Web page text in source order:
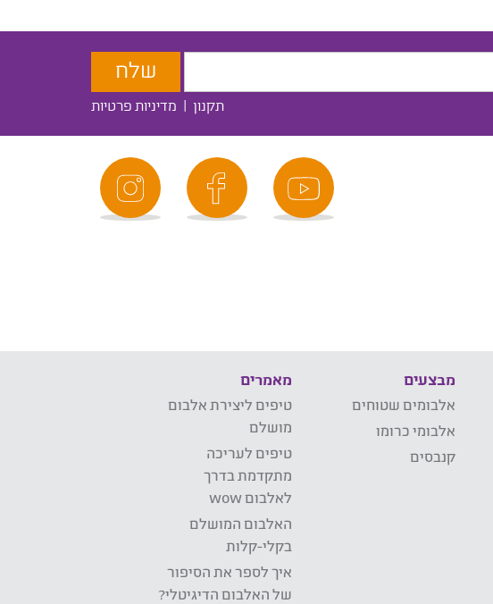
תקנון | מדיניות פרטיות
מבצעים
אלבומים שטוחים
אלבומי כרומו
קנבסים
מאמרים
טיפים ליצירת אלבום
מושלם
טיפים לעריכה
מתקדמת בדרך
לאלבום wow
האלבום המושלם
בקלי-קלות
איך לספר את הסיפור
של האלבום הדיגיטלי?